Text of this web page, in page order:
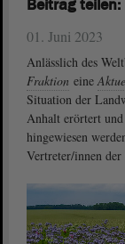
01. Juni 2023
Anlässlich des
Fraktion eine
Situation der
Anhalt erörtert
hingewiesen
Vertreter/innen
Beitrag teilen: